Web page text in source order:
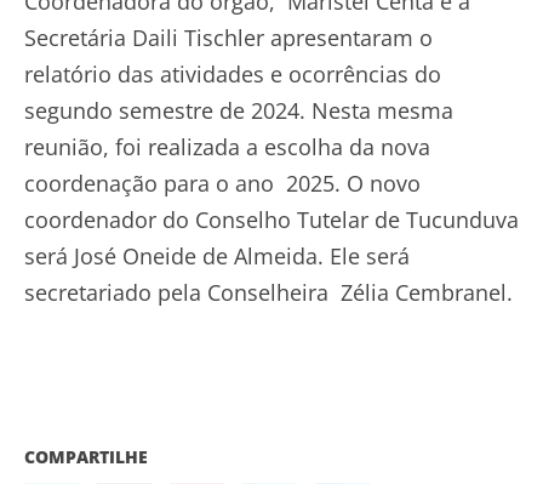
Secretária Daili Tischler apresentaram o
relatório das atividades e ocorrências do
segundo semestre de 2024. Nesta mesma
reunião, foi realizada a escolha da nova
coordenação para o ano 2025. O novo
coordenador do Conselho Tutelar de Tucunduva
será José Oneide de Almeida. Ele será
secretariado pela Conselheira Zélia Cembranel.
COMPARTILHE